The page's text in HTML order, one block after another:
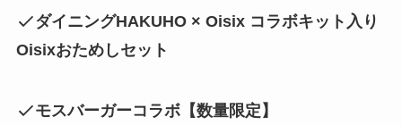
ダイニングHAKUHO × Oisix コラボキット入り
Oisixおためしセット
モスバーガーコラボ【数量限定】